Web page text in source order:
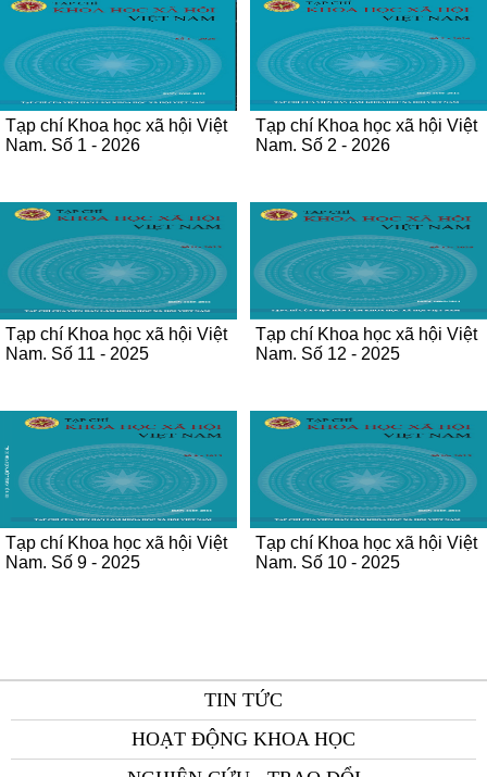
Tạp chí Khoa học xã hội Việt
Nam. Số 2 - 2026
Tạp chí Khoa học xã hội Việt
Nam. Số 1 - 2026
Tạp chí Khoa học xã hội Việt
Nam. Số 12 - 2025
Tạp chí Khoa học xã hội Việt
Nam. Số 11 - 2025
Tạp chí Khoa học xã hội Việt
Nam. Số 10 - 2025
Tạp chí Khoa học xã hội Việt
Nam. Số 9 - 2025
TIN TỨC
HOẠT ĐỘNG KHOA HỌC